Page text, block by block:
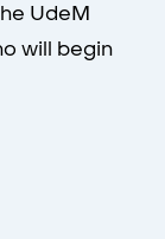
UdeM
will begin